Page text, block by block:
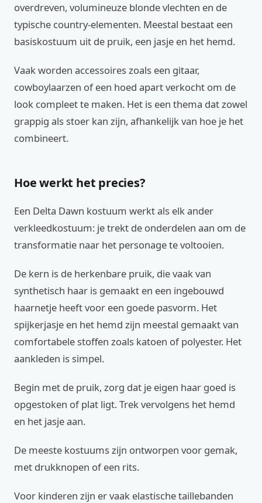
overdreven, volumineuze blonde vlechten en de
typische country-elementen. Meestal bestaat een
basiskostuum uit de pruik, een jasje en het hemd.
Vaak worden accessoires zoals een gitaar,
cowboylaarzen of een hoed apart verkocht om de
look compleet te maken. Het is een thema dat zowel
grappig als stoer kan zijn, afhankelijk van hoe je het
combineert.
Hoe werkt het precies?
Een Delta Dawn kostuum werkt als elk ander
verkleedkostuum: je trekt de onderdelen aan om de
transformatie naar het personage te voltooien.
De kern is de herkenbare pruik, die vaak van
synthetisch haar is gemaakt en een ingebouwd
haarnetje heeft voor een goede pasvorm. Het
spijkerjasje en het hemd zijn meestal gemaakt van
comfortabele stoffen zoals katoen of polyester. Het
aankleden is simpel.
Begin met de pruik, zorg dat je eigen haar goed is
opgestoken of plat ligt. Trek vervolgens het hemd
en het jasje aan.
De meeste kostuums zijn ontworpen voor gemak,
met drukknopen of een rits.
Voor kinderen zijn er vaak elastische taillebanden